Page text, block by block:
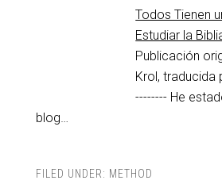
Todos Tienen
Estudiar la
Publicación
Krol, traducida
-------- He
blog…
FILED UNDER: METHOD